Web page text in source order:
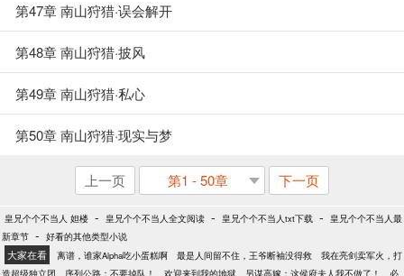
第47章 南山狩猎·误会解开
第48章 南山狩猎·披风
第49章 南山狩猎·私心
第50章 南山狩猎·现实与梦
上一页 第1 - 50章 下一页
皇兄个个不当人 妲楼 - 皇兄个个不当人全文阅读 - 皇兄个个不当人txt下载 - 皇兄个个不当人最
新章节 - 好看的其他类型小说
大家在看 离谱，谁家Alpha吃小蛋糕啊 最是人间留不住，王爷断袖没得救
我在亮剑卖军火，打
造超级独立团
序列公路：不要掉队！ 欢迎来到我的地狱 另谋高嫁：这侯府夫人我不做了！
必